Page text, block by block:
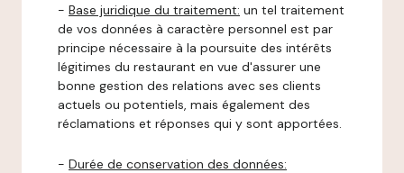
- Base juridique du traitement: un tel traitement
de vos données à caractère personnel est par
principe nécessaire à la poursuite des intérêts
légitimes du restaurant en vue d'assurer une
bonne gestion des relations avec ses clients
actuels ou potentiels, mais également des
réclamations et réponses qui y sont apportées.
- Durée de conservation des données: